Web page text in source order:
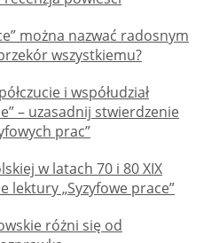
można nazwać radosnym
wszystkiemu?
i współudział
– uzasadnij stwierdzenie
prac”
w latach 70 i 80 XIX
lektury „Syzyfowe prace”
różni się od